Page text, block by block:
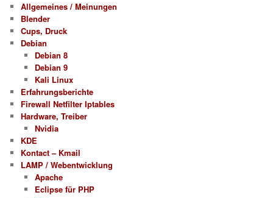
Allgemeines / Meinungen
Blender
Cups, Druck
Debian
Debian 8
Debian 9
Kali Linux
Erfahrungsberichte
Firewall Netfilter Iptables
Hardware, Treiber
Nvidia
KDE
Kontact – Kmail
LAMP / Webentwicklung
Apache
Eclipse für PHP